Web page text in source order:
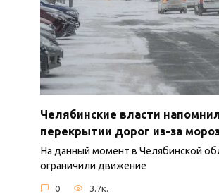
Челябинские власти
перекрытии дорог из-за
На данный момент в Челябинской
ограничили движение
0 3.7к.